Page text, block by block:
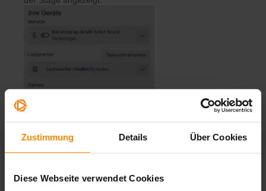
Zustimmung Details Über Cookies
Diese Webseite verwendet Cookies